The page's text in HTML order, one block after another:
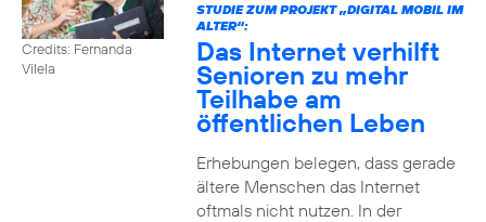
Credits: Fernanda
Vilela
STUDIE ZUM PROJEKT „DIGITAL MOBIL IM
ALTER“:
Das Internet verhilft
Senioren zu mehr
Teilhabe am
öffentlichen Leben
Erhebungen belegen, dass gerade
ältere Menschen das Internet
oftmals nicht nutzen. In der